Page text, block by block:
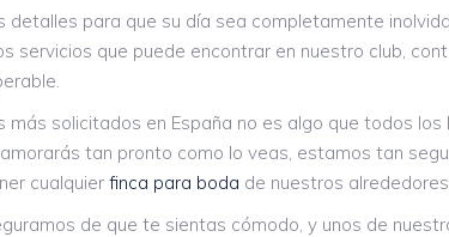
detalles para que su día sea completamente
servicios que puede encontrar en nuestro club,
más solicitados en España no es algo que todos
tan pronto como lo veas, estamos tan
cualquier finca para boda de nuestros
de que te sientas cómodo, y unos de